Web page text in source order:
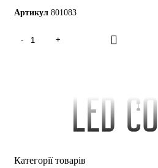
Артикул 801083
Категорії товарів